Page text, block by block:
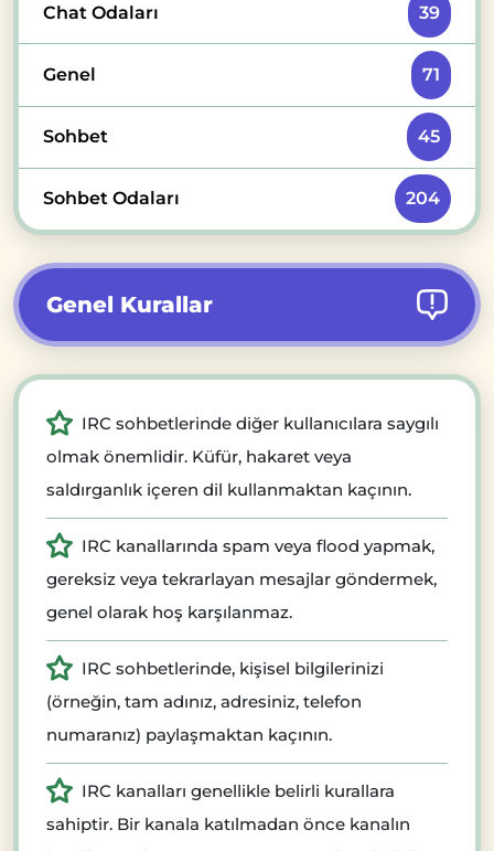
Chat Odaları 39
Genel 71
Sohbet 45
Sohbet Odaları 204
Genel Kurallar
IRC sohbetlerinde diğer kullanıcılara saygılı
olmak önemlidir. Küfür, hakaret veya
saldırganlık içeren dil kullanmaktan kaçının.
IRC kanallarında spam veya flood yapmak,
gereksiz veya tekrarlayan mesajlar göndermek,
genel olarak hoş karşılanmaz.
IRC sohbetlerinde, kişisel bilgilerinizi
(örneğin, tam adınız, adresiniz, telefon
numaranız) paylaşmaktan kaçının.
IRC kanalları genellikle belirli kurallara
sahiptir. Bir kanala katılmadan önce kanalın